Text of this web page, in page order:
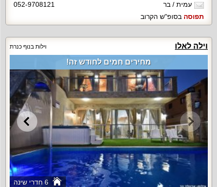
עמית / בר
052-9708121
תפוסה בסופ"ש הקרוב
וילה לאלו וילות בנוף כנרת
6 חדרי שינה
מחירים חמים לחודש זה!